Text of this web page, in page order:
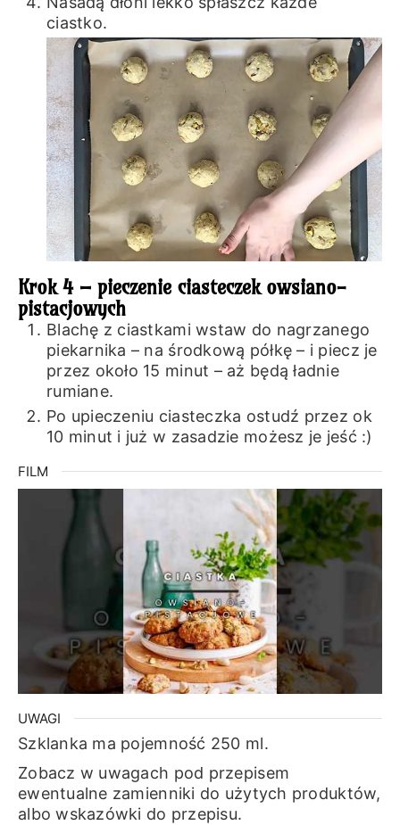
ciastko.
Krok 4 – pieczenie ciasteczek owsiano-
pistacjowych
Blachę z ciastkami wstaw do nagrzanego
piekarnika – na środkową półkę – i piecz je
przez około 15 minut – aż będą ładnie
rumiane.
Po upieczeniu ciasteczka ostudź przez ok
10 minut i już w zasadzie możesz je jeść :)
FILM
UWAGI
Szklanka ma pojemność 250 ml.
Zobacz w uwagach pod przepisem
ewentualne zamienniki do użytych produktów,
albo wskazówki do przepisu.